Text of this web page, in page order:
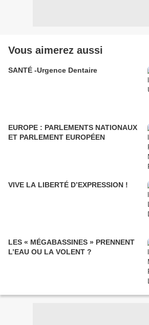
Vous aimerez aussi
SANTÉ -Urgence Dentaire
EUROPE : PARLEMENTS NATIONAUX
ET PARLEMENT EUROPÉEN
VIVE LA LIBERTÉ D’EXPRESSION !
LES « MÉGABASSINES » PRENNENT
L’EAU OU LA VOLENT ?